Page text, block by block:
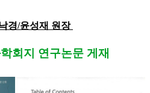
경/윤성재 원장
회지 연구논문 게재